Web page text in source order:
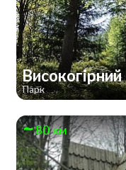
Високогірний
Парк
80 км